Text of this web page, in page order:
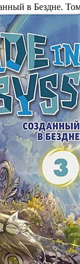
в Бездне.